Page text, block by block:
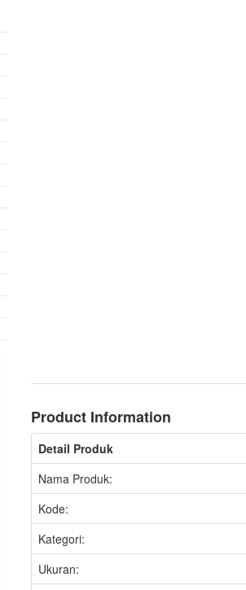
Product Information
Detail Produk
Nama Produk:
Kode:
Kategori:
Ukuran: